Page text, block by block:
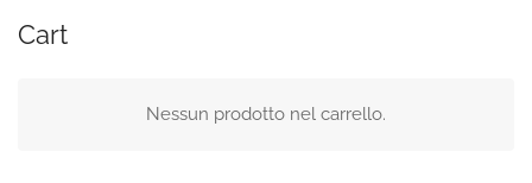
Cart
Nessun prodotto nel carrello.